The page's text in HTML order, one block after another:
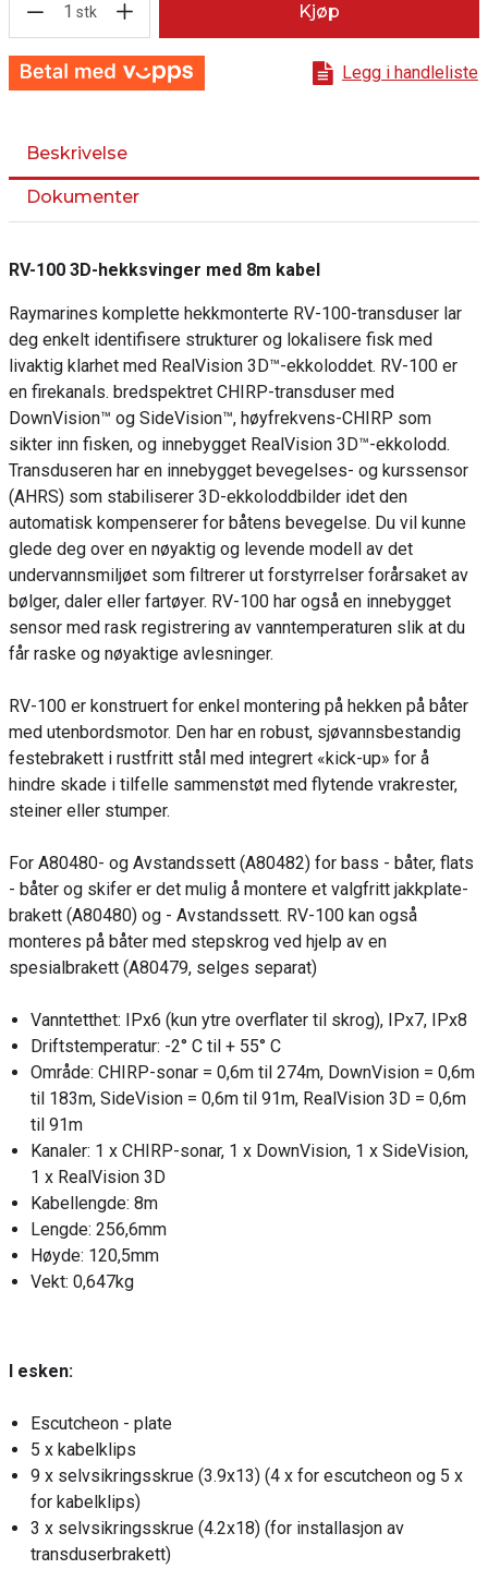
1 stk Kjøp
Legg i handleliste
Beskrivelse
Dokumenter
RV-100 3D-hekksvinger med 8m kabel
Raymarines komplette hekkmonterte RV-100-transduser lar
deg enkelt identifisere strukturer og lokalisere fisk med
livaktig klarhet med RealVision 3D™-ekkoloddet. RV-100 er
en firekanals. bredspektret CHIRP-transduser med
DownVision™ og SideVision™, høyfrekvens-CHIRP som
sikter inn fisken, og innebygget RealVision 3D™-ekkolodd.
Transduseren har en innebygget bevegelses- og kurssensor
(AHRS) som stabiliserer 3D-ekkoloddbilder idet den
automatisk kompenserer for båtens bevegelse. Du vil kunne
glede deg over en nøyaktig og levende modell av det
undervannsmiljøet som filtrerer ut forstyrrelser forårsaket av
bølger, daler eller fartøyer. RV-100 har også en innebygget
sensor med rask registrering av vanntemperaturen slik at du
får raske og nøyaktige avlesninger.
RV-100 er konstruert for enkel montering på hekken på båter
med utenbordsmotor. Den har en robust, sjøvannsbestandig
festebrakett i rustfritt stål med integrert «kick-up» for å
hindre skade i tilfelle sammenstøt med flytende vrakrester,
steiner eller stumper.
For A80480- og Avstandssett (A80482) for bass - båter, flats
- båter og skifer er det mulig å montere et valgfritt jakkplate-
brakett (A80480) og - Avstandssett. RV-100 kan også
monteres på båter med stepskrog ved hjelp av en
spesialbrakett (A80479, selges separat)
Vanntetthet: IPx6 (kun ytre overflater til skrog), IPx7, IPx8
Driftstemperatur: -2° C til + 55° C
Område: CHIRP-sonar = 0,6m til 274m, DownVision = 0,6m
til 183m, SideVision = 0,6m til 91m, RealVision 3D = 0,6m
til 91m
Kanaler: 1 x CHIRP-sonar, 1 x DownVision, 1 x SideVision,
1 x RealVision 3D
Kabellengde: 8m
Lengde: 256,6mm
Høyde: 120,5mm
Vekt: 0,647kg
I esken:
Escutcheon - plate
5 x kabelklips
9 x selvsikringsskrue (3.9x13) (4 x for escutcheon og 5 x
for kabelklips)
3 x selvsikringsskrue (4.2x18) (for installasjon av
transduserbrakett)